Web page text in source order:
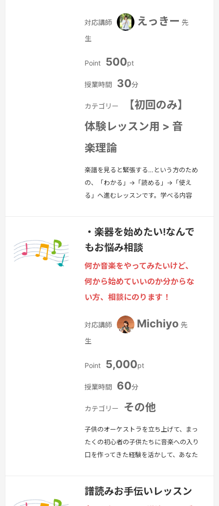
対応講師 えっきー 先
生
Point 500pt
授業時間 30分
カテゴリー
【初回のみ】
体験レッスン用 > 音
楽理論
楽譜を見ると緊張する…という方のため
の、「わかる」→「読める」→「使え
る」へ進むレッスンです。学べる内容
解・ト音記号・ヘ音記号の読み方・初見
練習のコツ向いている方・独学で挫折し
方・DTM・作曲に進みたい方※ゆっく
り・丁寧に進めます。焦らなくて大丈夫
です。
続きを見る »
・楽器を始めたい!なんで
もお悩み相談
何か音楽をやってみたいけど、
何から始めていいのか分からな
い方、相談にのります！
対応講師 Michiyo 先
生
Point 5,000pt
授業時間 60分
カテゴリー その他
子供のオーケストラを立ち上げて、まっ
たくの初心者の子供たちに音楽への入り
口を作ってきた経験を活かして、あなた
ジャンル、生活環境を考慮した練習場所
譜読みお手伝いレッスン